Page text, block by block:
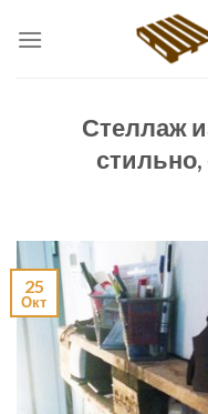
Стеллаж
25
Окт